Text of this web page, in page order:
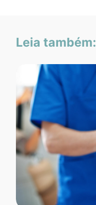
Leia também: